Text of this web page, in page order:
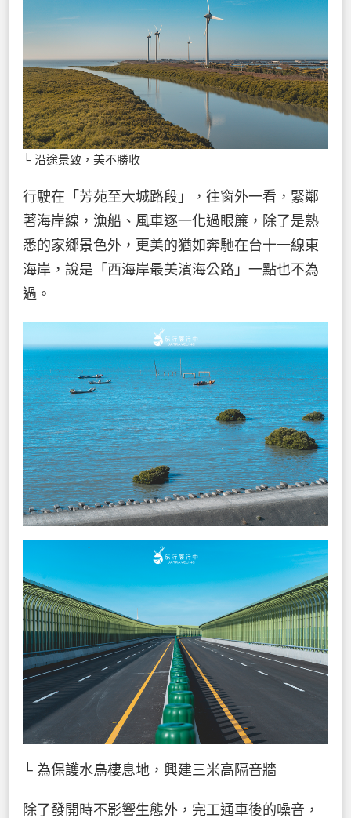
└ 沿途景致，美不勝收
行駛在「芳苑至大城路段」，往窗外一看，緊鄰
著海岸線，漁船、風車逐一化過眼簾，除了是熟
悉的家鄉景色外，更美的猶如奔馳在台十一線東
海岸，說是「西海岸最美濱海公路」一點也不為
過。
└ 為保護水鳥棲息地，興建三米高隔音牆
除了發開時不影響生態外，完工通車後的噪音，